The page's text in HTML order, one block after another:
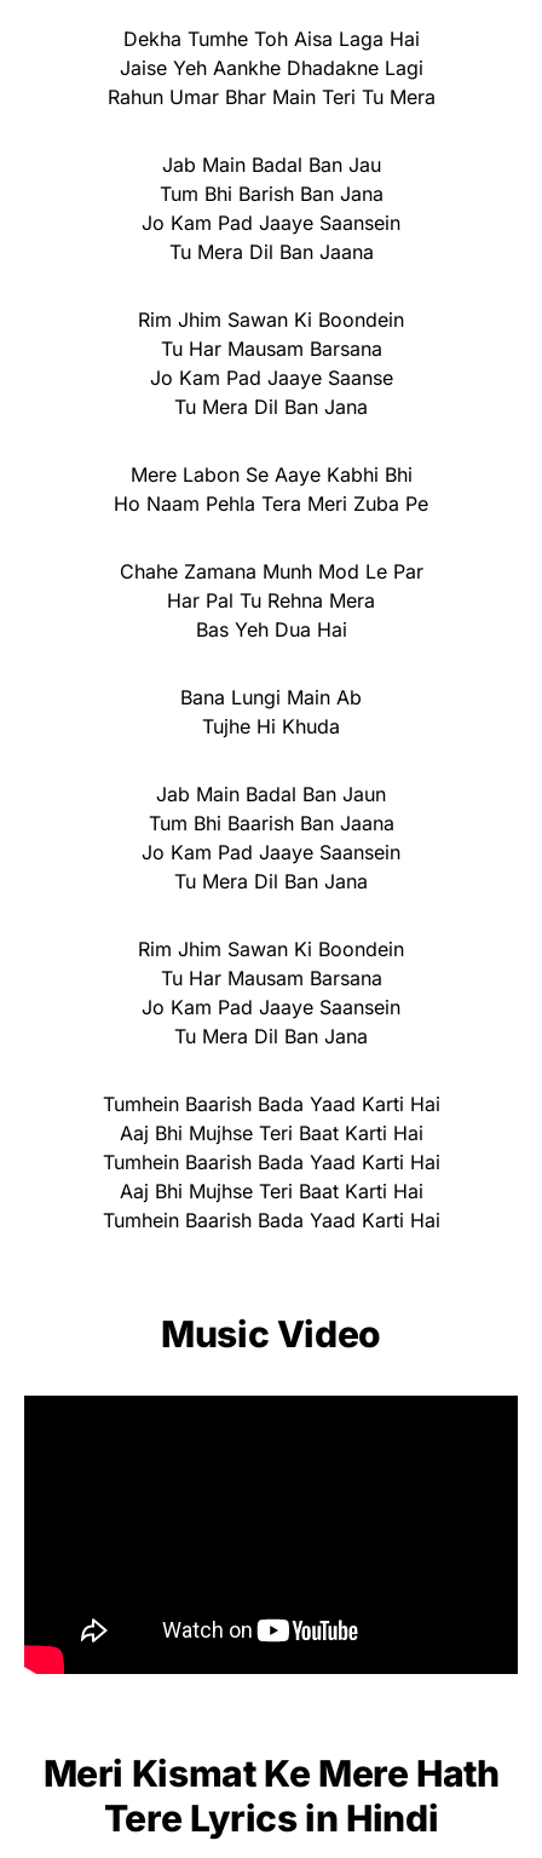
Dekha Tumhe Toh Aisa Laga Hai
Jaise Yeh Aankhe Dhadakne Lagi
Rahun Umar Bhar Main Teri Tu Mera
Jab Main Badal Ban Jau
Tum Bhi Barish Ban Jana
Jo Kam Pad Jaaye Saansein
Tu Mera Dil Ban Jaana
Rim Jhim Sawan Ki Boondein
Tu Har Mausam Barsana
Jo Kam Pad Jaaye Saanse
Tu Mera Dil Ban Jana
Mere Labon Se Aaye Kabhi Bhi
Ho Naam Pehla Tera Meri Zuba Pe
Chahe Zamana Munh Mod Le Par
Har Pal Tu Rehna Mera
Bas Yeh Dua Hai
Bana Lungi Main Ab
Tujhe Hi Khuda
Jab Main Badal Ban Jaun
Tum Bhi Baarish Ban Jaana
Jo Kam Pad Jaaye Saansein
Tu Mera Dil Ban Jana
Rim Jhim Sawan Ki Boondein
Tu Har Mausam Barsana
Jo Kam Pad Jaaye Saansein
Tu Mera Dil Ban Jana
Tumhein Baarish Bada Yaad Karti Hai
Aaj Bhi Mujhse Teri Baat Karti Hai
Tumhein Baarish Bada Yaad Karti Hai
Aaj Bhi Mujhse Teri Baat Karti Hai
Tumhein Baarish Bada Yaad Karti Hai
Music Video
Meri Kismat Ke Mere Hath
Tere Lyrics in Hindi